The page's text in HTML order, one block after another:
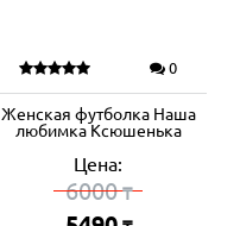
0
Женская футболка Наша
любимка Ксюшенька
Цена:
6000₸